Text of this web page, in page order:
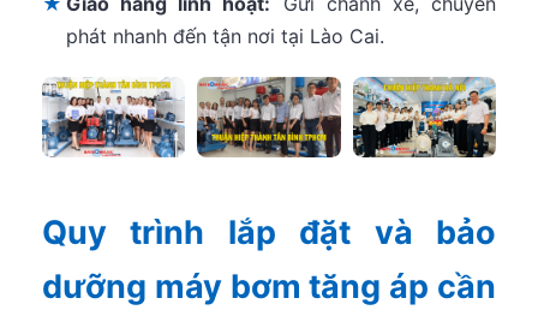
phát nhanh đến tận nơi tại Lào Cai.
Quy trình lắp đặt và bảo
dưỡng máy bơm tăng áp cần